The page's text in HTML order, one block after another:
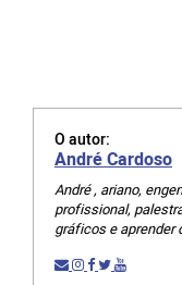
O autor:
André Cardoso
André , ariano,
profissional,
gráficos e aprender